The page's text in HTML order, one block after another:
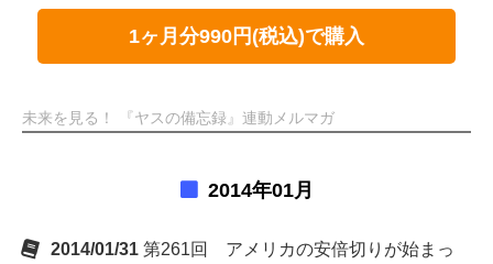
1ヶ月分990円(税込)で購入
未来を見る！ 『ヤスの備忘録』連動メルマガ
2014年01月
2014/01/31 第261回 アメリカの安倍切りが始まっ